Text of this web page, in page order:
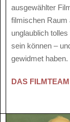
ausgewählter
filmischen Raum
unglaublich
sein können –
gewidmet haben.
DAS FILMTEAM